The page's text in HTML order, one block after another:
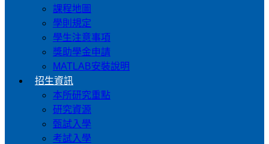
課程地圖
學則規定
學生注意事項
獎助學金申請
MATLAB安裝說明
招生資訊
本所研究重點
研究資源
甄試入學
考試入學